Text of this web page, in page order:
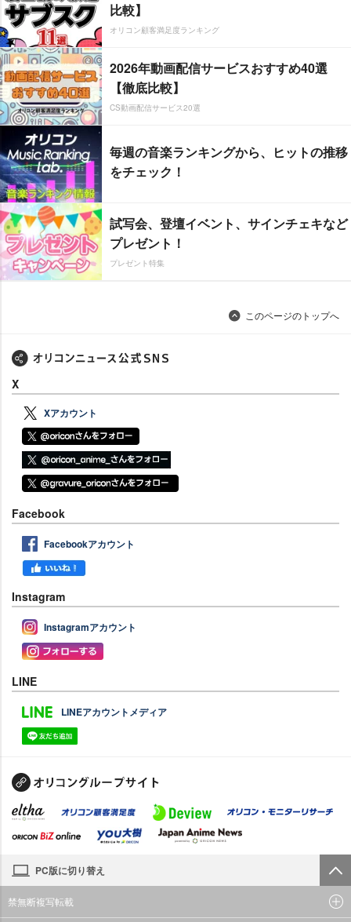
比較】
オリコン顧客満足度ランキング
2026年動画配信サービスおすすめ40選
【徹底比較】
CS動画配信サービス20選
毎週の音楽ランキングから、ヒットの推移
をチェック！
試写会、登壇イベント、サインチェキなど
プレゼント！
プレゼント特集
このページのトップへ
X
Xアカウント
Facebook
Facebookアカウント
Instagram
Instagramアカウント
LINE
LINEアカウントメディア
PC版に切り替え
禁無断複写転載